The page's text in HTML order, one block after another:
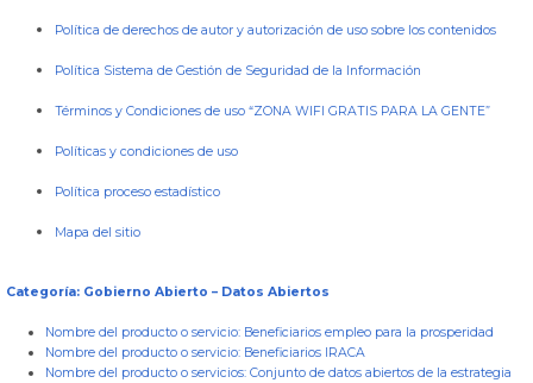
Política de derechos de autor y autorización de uso sobre los contenidos
Política Sistema de Gestión de Seguridad de la Información
Términos y Condiciones de uso “ZONA WIFI GRATIS PARA LA GENTE”
Políticas y condiciones de uso
Política proceso estadístico
Mapa del sitio
Categoría: Gobierno Abierto – Datos Abiertos
Nombre del producto o servicio: Beneficiarios empleo para la prosperidad
Nombre del producto o servicio: Beneficiarios IRACA
Nombre del producto o servicios: Conjunto de datos abiertos de la estrategia